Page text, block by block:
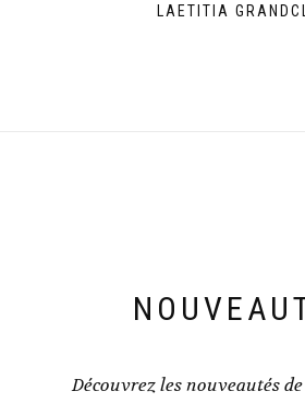
LAETITIA
Découvrez les nouveautés